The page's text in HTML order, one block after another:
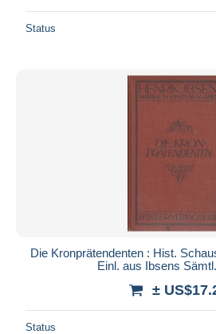
Status
Die Kronprätendenten : Hist.
Einl. aus Ibsens
±
Status